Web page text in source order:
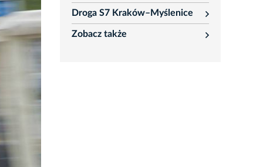
Droga S7 Kraków–Myślenice
rozwiń
Zobacz także
rozwiń